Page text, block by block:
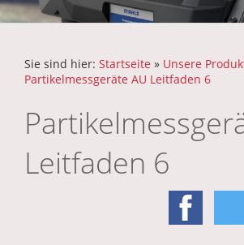
Sie sind hier: Startseite » Unsere
Partikelmessgeräte AU Leitfaden 6
Leitfaden 6